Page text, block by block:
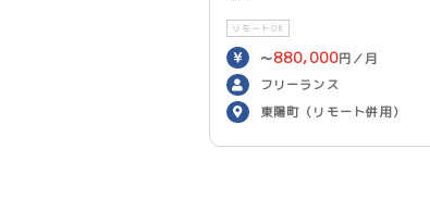
リモートOK
〜880,000円／月
フリーランス
東陽町（リモート併用）